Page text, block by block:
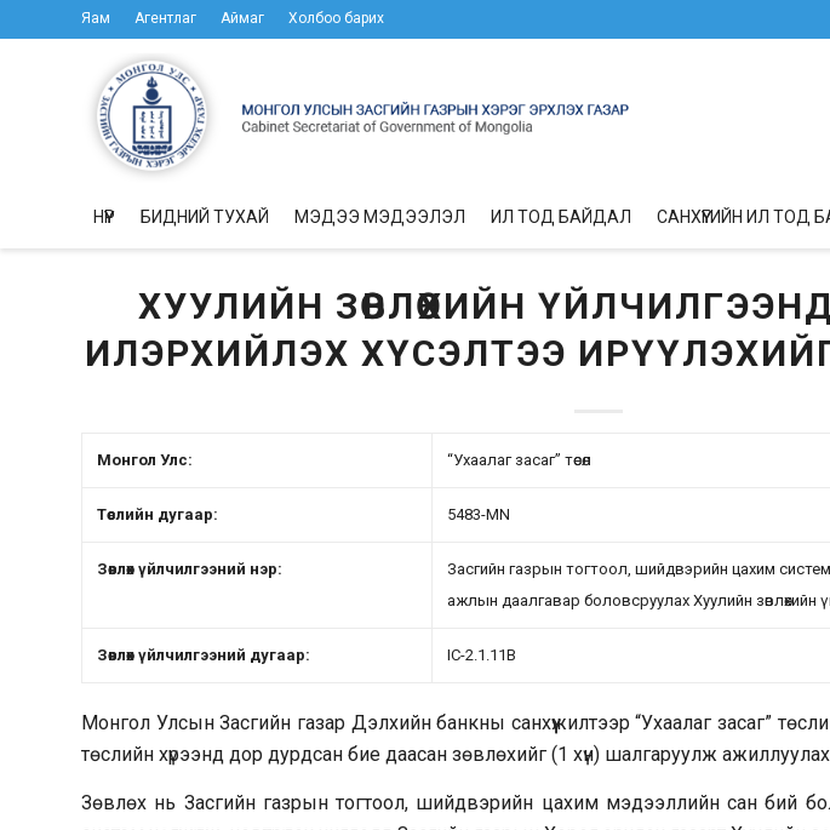
Яам Агентлаг Аймаг Холбоо барих
НҮҮР БИДНИЙ ТУХАЙ МЭДЭЭ МЭДЭЭЛЭЛ ИЛ ТОД БАЙДАЛ САНХҮҮГИЙН ИЛ ТОД
ХУУЛИЙН ЗӨВЛӨХИЙН
ИЛЭРХИЙЛЭХ ХҮСЭЛТЭЭ
Монгол Улс: “Ухаалаг засаг” төсөл
Төслийн дугаар: 5483-MN
Зөвлөх үйлчилгээний нэр:
Засгийн газрын тогтоол, шийдвэрийн цахим
ажлын даалгавар боловсруулах Хуулийн зөвлөхийн
Зөвлөх үйлчилгээний дугаар: IC-2.1.11B
Монгол Улсын Засгийн газар Дэлхийн банкны санхүүжилтээр “Ухаалаг засаг”
төслийн хүрээнд дор дурдсан бие даасан зөвлөхийг (1 хүн) шалгаруулж
Зөвлөх нь Засгийн газрын тогтоол, шийдвэрийн цахим мэдээллийн сан бий